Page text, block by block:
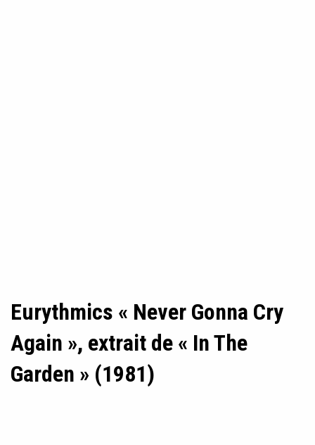
Eurythmics « Never Gonna Cry
Again », extrait de « In The
Garden » (1981)